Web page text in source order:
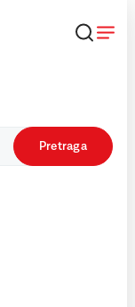
Pretraga